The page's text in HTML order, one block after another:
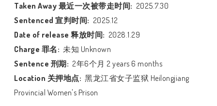
Taken Away 最近一次被带走时间: 2025.7.30
Sentenced 宣判时间: 2025.12
Date of release 释放时间: 2028.1.29
Charge 罪名: 未知 Unknown
Sentence 刑期: 2年6个月 2 years 6 months
Location 关押地点: 黑龙江省女子监狱 Heilongjiang
Provincial Women's Prison